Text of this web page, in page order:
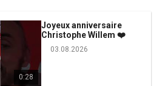
0:28
Joyeux anniversaire
Christophe Willem ❤️
03.08.2026